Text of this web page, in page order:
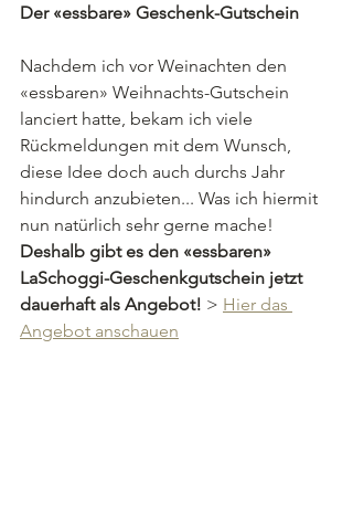
Der «essbare» Geschenk-Gutschein
Nachdem ich vor Weinachten den
«essbaren» Weihnachts-Gutschein
lanciert hatte, bekam ich viele
Rückmeldungen mit dem Wunsch,
diese Idee doch auch durchs Jahr
hindurch anzubieten... Was ich hiermit
nun natürlich sehr gerne mache!
Deshalb gibt es den «essbaren»
LaSchoggi-Geschenkgutschein jetzt
dauerhaft als Angebot! > Hier das
Angebot anschauen